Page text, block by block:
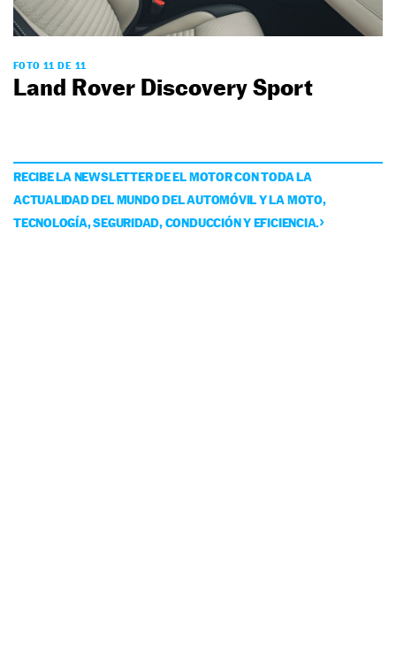
FOTO 11 DE 11
Land Rover Discovery Sport
RECIBE LA NEWSLETTER DE EL MOTOR CON TODA LA
ACTUALIDAD DEL MUNDO DEL AUTOMÓVIL Y LA MOTO,
TECNOLOGÍA, SEGURIDAD, CONDUCCIÓN Y EFICIENCIA.